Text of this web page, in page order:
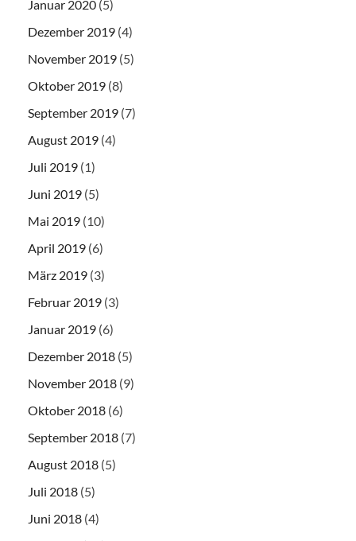
Januar 2020 (5)
Dezember 2019 (4)
November 2019 (5)
Oktober 2019 (8)
September 2019 (7)
August 2019 (4)
Juli 2019 (1)
Juni 2019 (5)
Mai 2019 (10)
April 2019 (6)
März 2019 (3)
Februar 2019 (3)
Januar 2019 (6)
Dezember 2018 (5)
November 2018 (9)
Oktober 2018 (6)
September 2018 (7)
August 2018 (5)
Juli 2018 (5)
Juni 2018 (4)